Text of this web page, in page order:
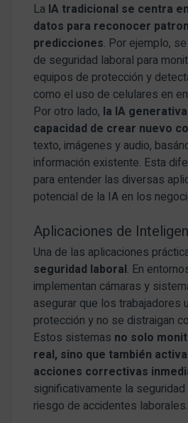
La IA tradicional se centra
datos para reconocer
predicciones. Por ejemplo,
de seguridad laboral para
equipos de protección y
como el uso de celulares en
Por otro lado, la IA
capacidad de crear nuevo
texto, imágenes y audio,
información existente. Esta
para entender las diversas
potencial de la IA en los
Aplicaciones de
Una de las aplicaciones
seguridad laboral. En
implementan cámaras y
asegurar que los trabajadores
protección y no se distraigan
Estos sistemas no solo
real, sino que también
acciones correctivas
significativamente la
riesgo de accidentes laborales.